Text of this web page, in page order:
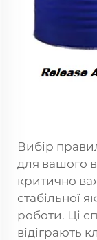
Вибір
для вашого
критично
стабільної
роботи. Ці
відіграють